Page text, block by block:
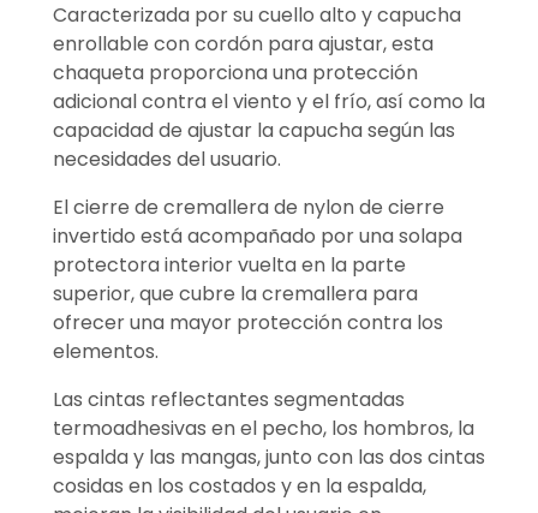
Caracterizada por su cuello alto y capucha
enrollable con cordón para ajustar, esta
chaqueta proporciona una protección
adicional contra el viento y el frío, así como la
capacidad de ajustar la capucha según las
necesidades del usuario.
El cierre de cremallera de nylon de cierre
invertido está acompañado por una solapa
protectora interior vuelta en la parte
superior, que cubre la cremallera para
ofrecer una mayor protección contra los
elementos.
Las cintas reflectantes segmentadas
termoadhesivas en el pecho, los hombros, la
espalda y las mangas, junto con las dos cintas
cosidas en los costados y en la espalda,